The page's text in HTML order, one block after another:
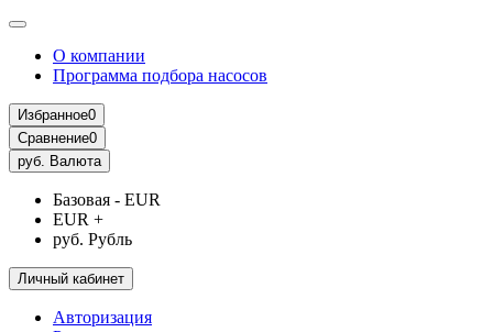
О компании
Программа подбора насосов
Избранное0
Сравнение0
руб. Валюта
Базовая - EUR
EUR +
руб. Рубль
Личный кабинет
Авторизация